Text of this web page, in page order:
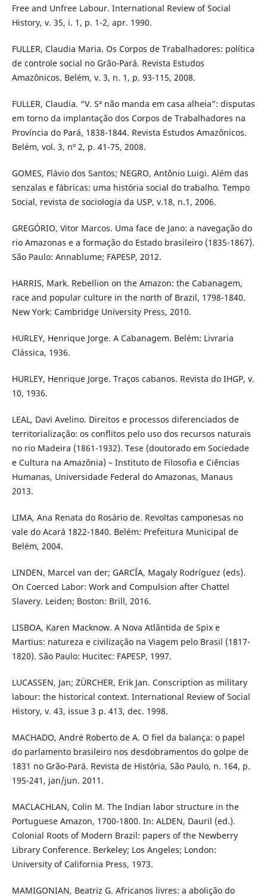
Free and Unfree Labour. International Review of Social
History, v. 35, i. 1, p. 1-2, apr. 1990.
FULLER, Claudia Maria. Os Corpos de Trabalhadores: política
de controle social no Grão-Pará. Revista Estudos
Amazônicos. Belém, v. 3, n. 1, p. 93-115, 2008.
FULLER, Claudia. “V. Sª não manda em casa alheia”: disputas
em torno da implantação dos Corpos de Trabalhadores na
Província do Pará, 1838-1844. Revista Estudos Amazônicos.
Belém, vol. 3, nº 2, p. 41-75, 2008.
GOMES, Flávio dos Santos; NEGRO, Antônio Luigi. Além das
senzalas e fábricas: uma história social do trabalho. Tempo
Social, revista de sociologia da USP, v.18, n.1, 2006.
GREGÓRIO, Vitor Marcos. Uma face de Jano: a navegação do
rio Amazonas e a formação do Estado brasileiro (1835-1867).
São Paulo: Annablume; FAPESP, 2012.
HARRIS, Mark. Rebellion on the Amazon: the Cabanagem,
race and popular culture in the north of Brazil, 1798-1840.
New York: Cambridge University Press, 2010.
HURLEY, Henrique Jorge. A Cabanagem. Belém: Livraria
Clássica, 1936.
HURLEY, Henrique Jorge. Traços cabanos. Revista do IHGP, v.
10, 1936.
LEAL, Davi Avelino. Direitos e processos diferenciados de
territorialização: os conflitos pelo uso dos recursos naturais
no rio Madeira (1861-1932). Tese (doutorado em Sociedade
e Cultura na Amazônia) – Instituto de Filosofia e Ciências
Humanas, Universidade Federal do Amazonas, Manaus
2013.
LIMA, Ana Renata do Rosário de. Revoltas camponesas no
vale do Acará 1822-1840. Belém: Prefeitura Municipal de
Belém, 2004.
LINDEN, Marcel van der; GARCÍA, Magaly Rodríguez (eds).
On Coerced Labor: Work and Compulsion after Chattel
Slavery. Leiden; Boston: Brill, 2016.
LISBOA, Karen Macknow. A Nova Atlântida de Spix e
Martius: natureza e civilização na Viagem pelo Brasil (1817-
1820). São Paulo: Hucitec: FAPESP, 1997.
LUCASSEN, Jan; ZÜRCHER, Erik Jan. Conscription as military
labour: the historical context. International Review of Social
History, v. 43, issue 3 p. 413, dec. 1998.
MACHADO, André Roberto de A. O fiel da balança: o papel
do parlamento brasileiro nos desdobramentos do golpe de
1831 no Grão-Pará. Revista de História, São Paulo, n. 164, p.
195-241, jan/jun. 2011.
MACLACHLAN, Colin M. The Indian labor structure in the
Portuguese Amazon, 1700-1800. In: ALDEN, Dauril (ed.).
Colonial Roots of Modern Brazil: papers of the Newberry
Library Conference. Berkeley; Los Angeles; London:
University of California Press, 1973.
MAMIGONIAN, Beatriz G. Africanos livres: a abolição do